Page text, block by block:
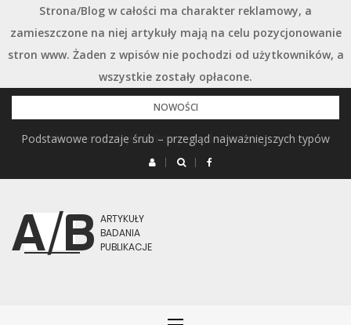
Strona/Blog w całości ma charakter reklamowy, a
zamieszczone na niej artykuły mają na celu pozycjonowanie
stron www. Żaden z wpisów nie pochodzi od użytkowników, a
wszystkie zostały opłacone.
Przejdź
do
treści
NOWOŚCI
Podstawowe rodzaje śrub – przegląd najważniejszych typów